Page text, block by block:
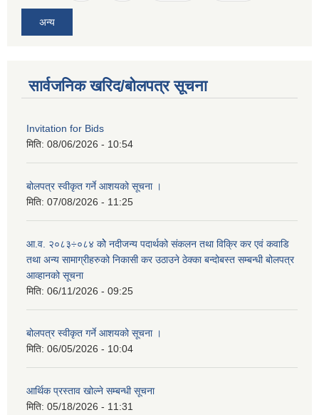
अन्य
सार्वजनिक खरिद/बोलपत्र सूचना
Invitation for Bids
मिति: 08/06/2026 - 10:54
बोलपत्र स्वीकृत गर्ने आशयको सूचना ।
मिति: 07/08/2026 - 11:25
आ.व. २०८३÷०८४ कोे नदीजन्य पदार्थको संकलन तथा विक्रि कर एवं कवाडि
तथा अन्य सामाग्रीहरुको निकासी कर उठाउने ठेक्का बन्दोबस्त सम्बन्धी बोलपत्र
आव्हानको सूचना
मिति: 06/11/2026 - 09:25
बोलपत्र स्वीकृत गर्ने आशयको सूचना ।
मिति: 06/05/2026 - 10:04
आर्थिक प्रस्ताव खोल्ने सम्बन्धी सूचना
मिति: 05/18/2026 - 11:31